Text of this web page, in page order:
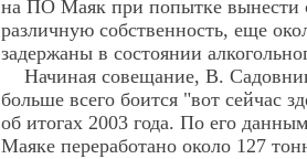
на ПО Маяк при попытке вынести
различную собственность, еще
задержаны в состоянии
Начиная совещание, В.
больше всего боится "вот сейчас
об итогах 2003 года. По его
Маяке переработано около 127